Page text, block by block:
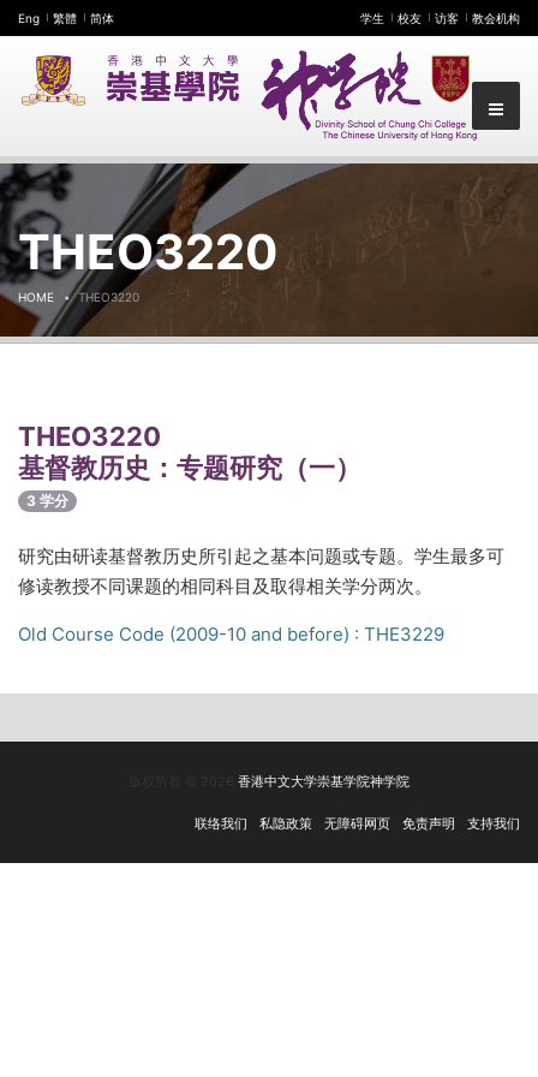
Eng 繁體 简体 学生 校友 访客 教会机构
THEO3220
HOME THEO3220
THEO3220
基督教历史：专题研究（一）
3 学分
研究由研读基督教历史所引起之基本问题或专题。学生最多可
修读教授不同课题的相同科目及取得相关学分两次。
Old Course Code (2009-10 and before) : THE3229
香港中文大学崇基学院神学院
支持我们
免责声明
无障碍网页
私隐政策
联络我们